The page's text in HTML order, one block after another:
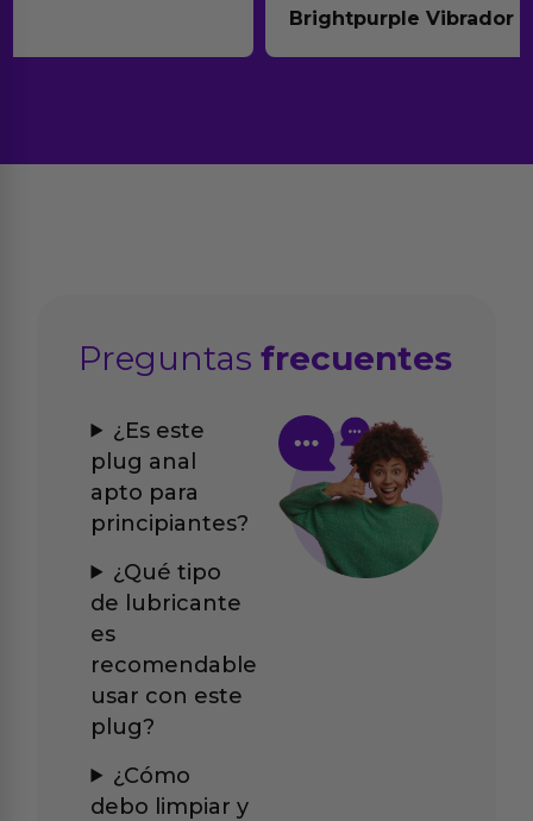
Brightpurple Vibrador y Rotador
Preguntasfrecuentes
¿Es este
plug anal
apto para
principiantes?
¿Qué tipo
de lubricante
es
recomendable
usar con este
plug?
¿Cómo
debo limpiar y